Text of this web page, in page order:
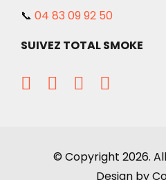
📞 04 83 09 92 50
SUIVEZ TOTAL SMOKE
© Copyright 2026.
Design by